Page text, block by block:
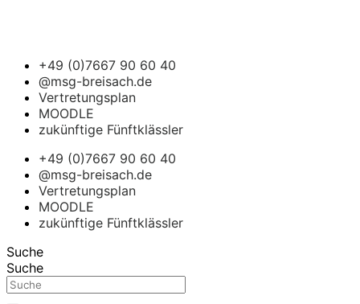
+49 (0)7667 90 60 40
@msg-breisach.de
Vertretungsplan
MOODLE
zukünftige Fünftklässler
+49 (0)7667 90 60 40
@msg-breisach.de
Vertretungsplan
MOODLE
zukünftige Fünftklässler
Suche
Suche